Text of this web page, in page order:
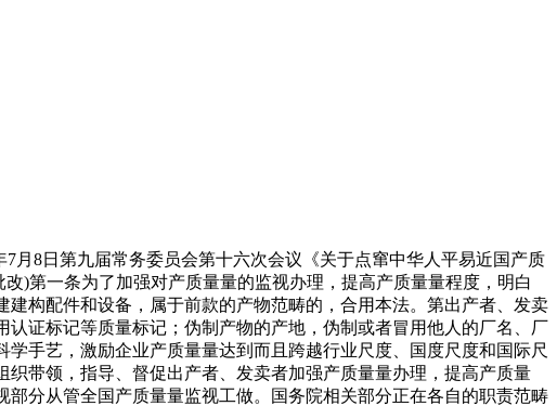
8日第九届常务委员会第十六次会议《关于点窜中华人平易近国产质
)第一条为了加强对产质量量的监视办理，提高产质量量程度，明白
构配件和设备，属于前款的产物范畴的，合用本法。第出产者、发卖
证标记等质量标记；伪制产物的产地，伪制或者冒用他人的厂名、厂
手艺，激励企业产质量量达到而且跨越行业尺度、国度尺度和国际尺
带领，指导、督促出产者、发卖者加强产质量量办理，提高产质量
分从管全国产质量量监视工做。国务院相关部分正在各自的职责范畴